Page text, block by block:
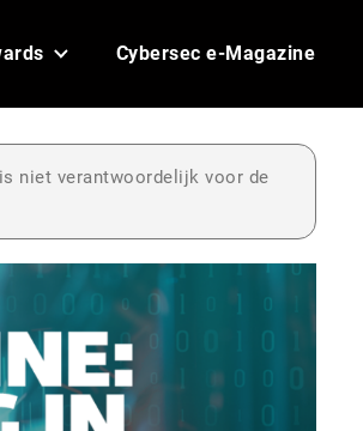
Cybersec e-Magazine
niet verantwoordelijk voor de